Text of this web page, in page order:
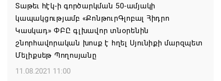
Զգուշացում․ սոցիալական ցանցերում
բնակարանների վարձակալության անվան տակ
խարդախություններ
05.08.2026 11:52
Տաթեւ հէկ-ի գործարկման 50-ամյակի
կապակցությամբ «ՔոնթուրԳլոբալ Հիդրո
Կասկադ» ​​​​​​​ՓԲԸ գլխավոր տնօրենին
շնորհավորական խոսք է հղել Սյունիքի մարզպետ
Մելիքսեթ Պողոսյանը
11.08.2021 11:00